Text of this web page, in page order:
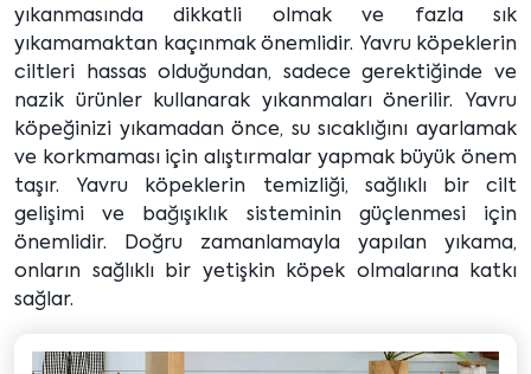
yıkanmasında dikkatli olmak ve fazla sık
yıkamamaktan kaçınmak önemlidir. Yavru köpeklerin
ciltleri hassas olduğundan, sadece gerektiğinde ve
nazik ürünler kullanarak yıkanmaları önerilir. Yavru
köpeğinizi yıkamadan önce, su sıcaklığını ayarlamak
ve korkmaması için alıştırmalar yapmak büyük önem
taşır. Yavru köpeklerin temizliği, sağlıklı bir cilt
gelişimi ve bağışıklık sisteminin güçlenmesi için
önemlidir. Doğru zamanlamayla yapılan yıkama,
onların sağlıklı bir yetişkin köpek olmalarına katkı
sağlar.